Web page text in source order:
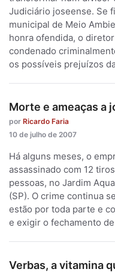
Judiciário joseense. Se
municipal de Meio
honra ofendida, o
condenado
os possíveis prejuízos
Morte e ameaças a
por Ricardo Faria
10 de julho de 2007
Há alguns meses, o
assassinado com 12
pessoas, no Jardim
(SP). O crime continua
estão por toda parte e
e exigir o fechamento
Verbas, a vitamina